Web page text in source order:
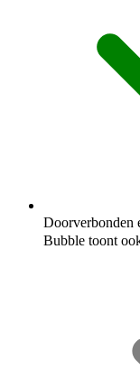
Doorverbonden
Bubble toont